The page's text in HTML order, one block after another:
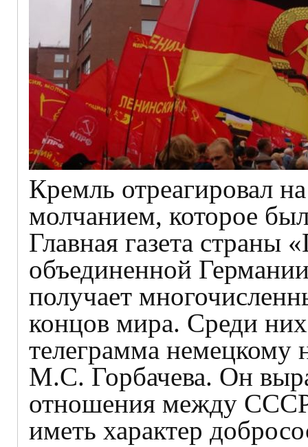
Кремль отреагировал
молчанием, которое
Главная газета страны
объединенной
получает
концов мира. Среди
телеграмма немецкому
М.С. Горбачева. Он
отношения между
иметь характер